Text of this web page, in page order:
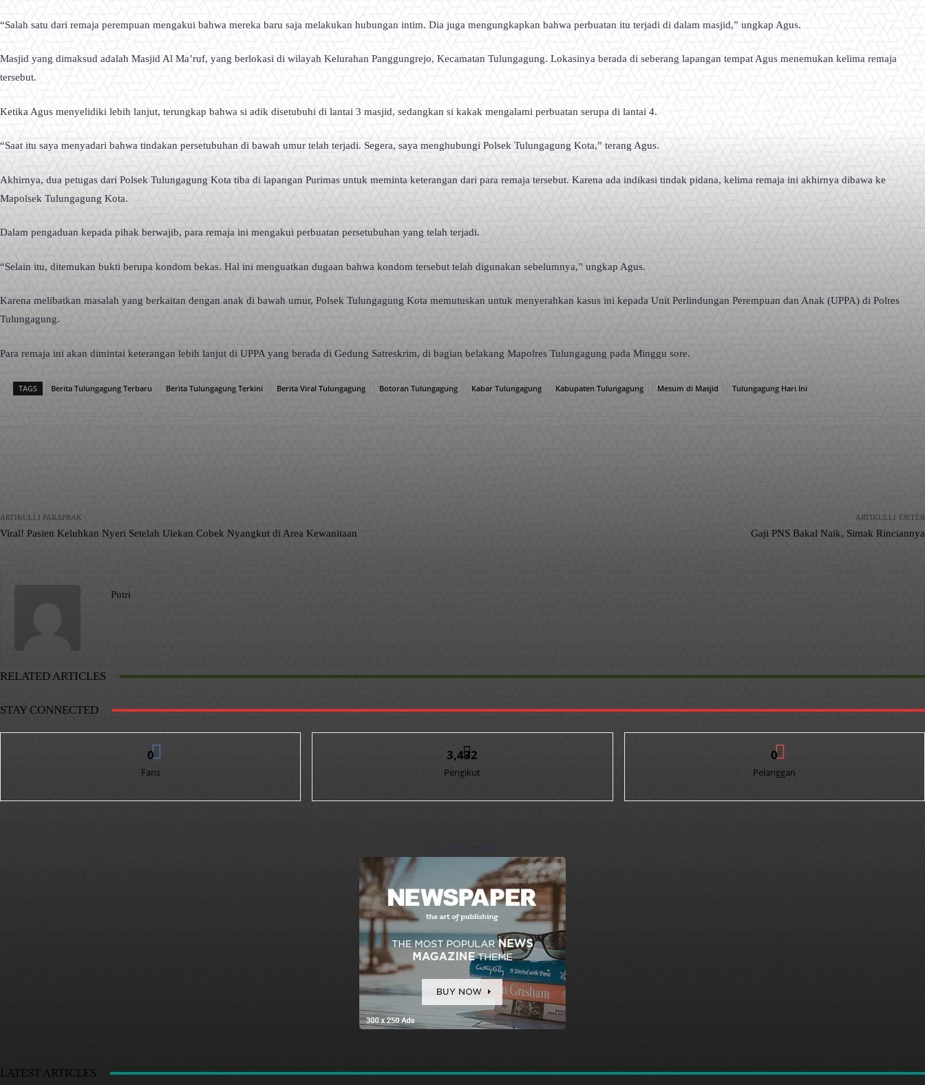
“Salah satu dari remaja perempuan mengakui bahwa mereka baru saja melakukan hubungan intim. Dia juga mengungkapkan bahwa perbuatan itu terjadi di dalam masjid,” ungkap Agus.
Masjid yang dimaksud adalah Masjid Al Ma’ruf, yang berlokasi di wilayah Kelurahan Panggungrejo, Kecamatan Tulungagung. Lokasinya berada di seberang lapangan tempat Agus menemukan kelima remaja
tersebut.
Ketika Agus menyelidiki lebih lanjut, terungkap bahwa si adik disetubuhi di lantai 3 masjid, sedangkan si kakak mengalami perbuatan serupa di lantai 4.
“Saat itu saya menyadari bahwa tindakan persetubuhan di bawah umur telah terjadi. Segera, saya menghubungi Polsek Tulungagung Kota,” terang Agus.
Akhirnya, dua petugas dari Polsek Tulungagung Kota tiba di lapangan Purimas untuk meminta keterangan dari para remaja tersebut. Karena ada indikasi tindak pidana, kelima remaja ini akhirnya dibawa ke
Mapolsek Tulungagung Kota.
Dalam pengaduan kepada pihak berwajib, para remaja ini mengakui perbuatan persetubuhan yang telah terjadi.
“Selain itu, ditemukan bukti berupa kondom bekas. Hal ini menguatkan dugaan bahwa kondom tersebut telah digunakan sebelumnya,” ungkap Agus.
Karena melibatkan masalah yang berkaitan dengan anak di bawah umur, Polsek Tulungagung Kota memutuskan untuk menyerahkan kasus ini kepada Unit Perlindungan Perempuan dan Anak (UPPA) di Polres
Tulungagung.
Para remaja ini akan dimintai keterangan lebih lanjut di UPPA yang berada di Gedung Satreskrim, di bagian belakang Mapolres Tulungagung pada Minggu sore.
TAGS Berita Tulungagung Terbaru Berita Tulungagung Terkini Berita Viral Tulungagung Botoran Tulungagung Kabar Tulungagung Kabupaten Tulungagung Mesum di Masjid Tulungagung Hari Ini
ARTIKULLI PARAPRAK
Viral! Pasien Keluhkan Nyeri Setelah Ulekan Cobek Nyangkut di Area Kewanitaan
ARTIKULLI TJETËR
Gaji PNS Bakal Naik, Simak Rinciannya
Putri
RELATED ARTICLES
STAY CONNECTED
0
Fans
3,432
Pengikut
0
Pelanggan
LATEST ARTICLES